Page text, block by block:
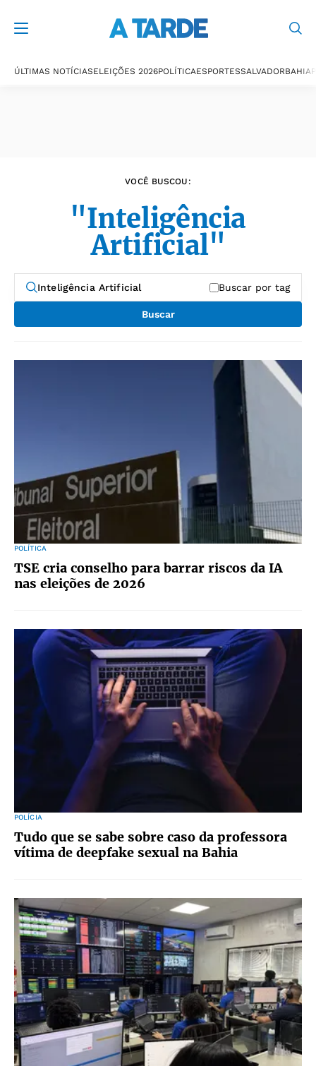
ÚLTIMAS NOTÍCIASELEIÇÕES 2026POLÍTICAESPORTESSALVADORBAHIA
VOCÊ BUSCOU:
"Inteligência
Artificial"
Buscar por tag
Buscar
POLÍTICA
TSE cria conselho para barrar riscos da IA
nas eleições de 2026
POLÍCIA
Tudo que se sabe sobre caso da professora
vítima de deepfake sexual na Bahia